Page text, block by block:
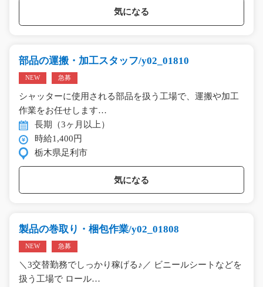
気になる
部品の運搬・加工スタッフ/y02_01810
NEW 急募
シャッターに使用される部品を扱う工場で、運搬や加工
作業をお任せします…
長期（3ヶ月以上）
時給1,400円
栃木県足利市
気になる
製品の巻取り・梱包作業/y02_01808
NEW 急募
＼3交替勤務でしっかり稼げる♪／ ビニールシートなどを
扱う工場で ロール…